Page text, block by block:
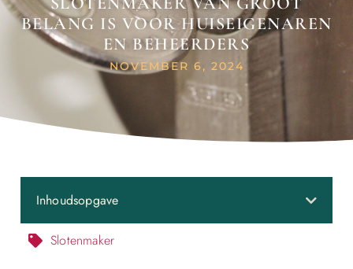
BELANG IS VOOR HUISEIGENAREN
EN BEHEERDERS
NOVEMBER 6, 2024
Inhoudsopgave
Slotenmaker